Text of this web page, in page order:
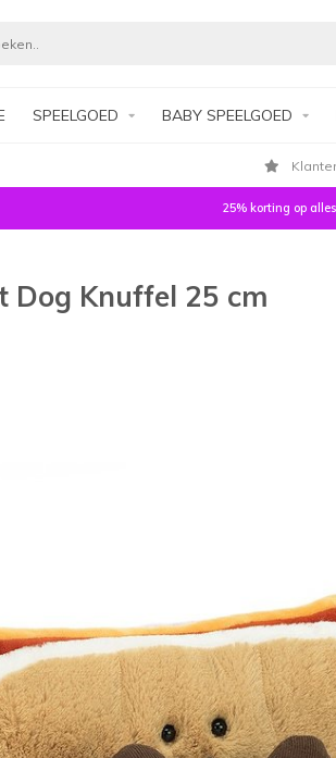
SPEELGOED BABY SPEELGOED
25% korting op
Dog Knuffel 25 cm